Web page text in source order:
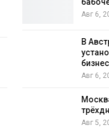
В Австралии снизят
установки солнечных
Москвариум отметит 11-
трёхдневным фестивалем